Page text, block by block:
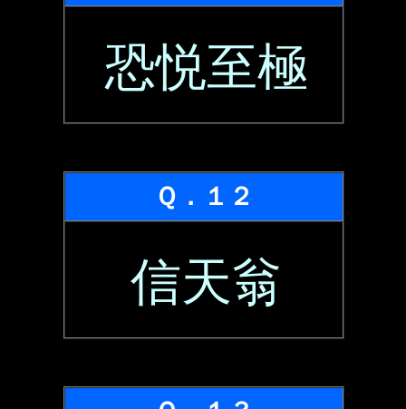
恐悦至極
Ｑ．１２
信天翁